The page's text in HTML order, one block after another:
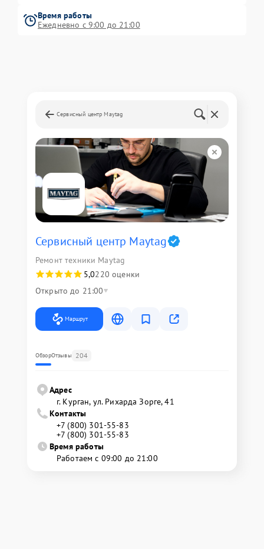
Время работы
Ежедневно с 9:00 до 21:00
Сервисный центр Maytag
Сервисный центр Maytag
Ремонт техники Maytag
5,0220 оценки
Открыто до 21:00
Маршрут
ОбзорОтзывы 204
Адрес
г. Курган, ул. Рихарда Зорге, 41
Контакты
+7 (800) 301-55-83
+7 (800) 301-55-83
Время работы
Работаем с 09:00 до 21:00